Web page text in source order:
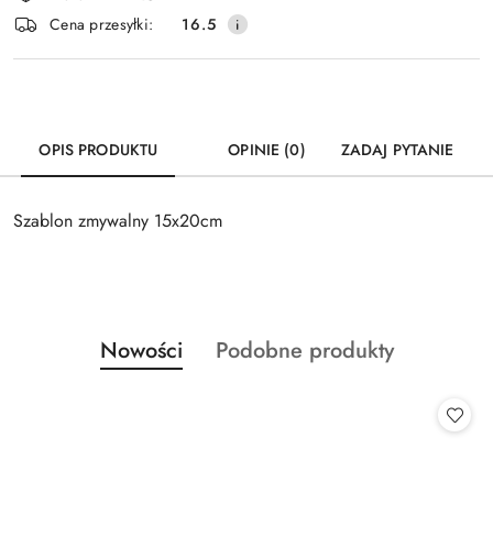
dostawa
Cena przesyłki:
16.5
OPIS PRODUKTU OPINIE (0) ZADAJ PYTANIE
Szablon zmywalny 15x20cm
Pomiń karuzelę produktów
Produkty
o
Nowości
Produkty
Podobne produkty